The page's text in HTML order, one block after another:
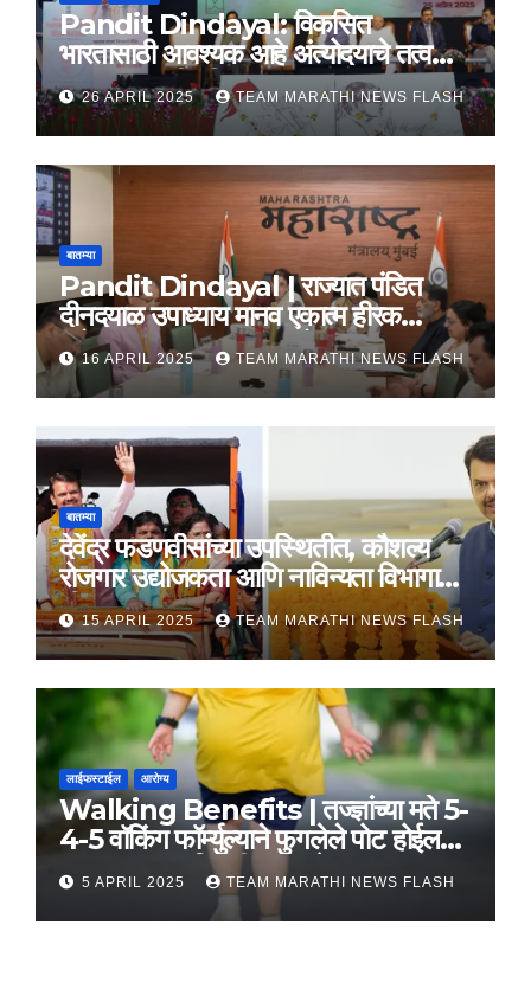
Pandit Dindayal: विकसित
भारतासाठी आवश्यक आहे अंत्योदयाचे तत्वज्ञान
– राज्यपाल सी. पी. राधाकृष्णन
26 APRIL 2025 TEAM MARATHI NEWS FLASH
बातम्या
Pandit Dindayal | राज्यात पंडित
दीनदयाळ उपाध्याय मानव एकात्म हीरक
महोत्सव, 22-25 दरम्यान होणार साजरा
16 APRIL 2025 TEAM MARATHI NEWS FLASH
बातम्या
देवेंद्र फडणवीसांच्या उपस्थितीत, कौशल्य
रोजगार उद्योजकता आणि नाविन्यता विभागाचे
तीन सामंजस्य करार
15 APRIL 2025 TEAM MARATHI NEWS FLASH
लाईफस्टाईल आरोग्य
Walking Benefits | तज्ज्ञांच्या मते 5-
4-5 वॉकिंग फॉर्म्युल्याने फुगलेले पोट होईल
लवकर सपाट, मिळतील फायदे
5 APRIL 2025 TEAM MARATHI NEWS FLASH